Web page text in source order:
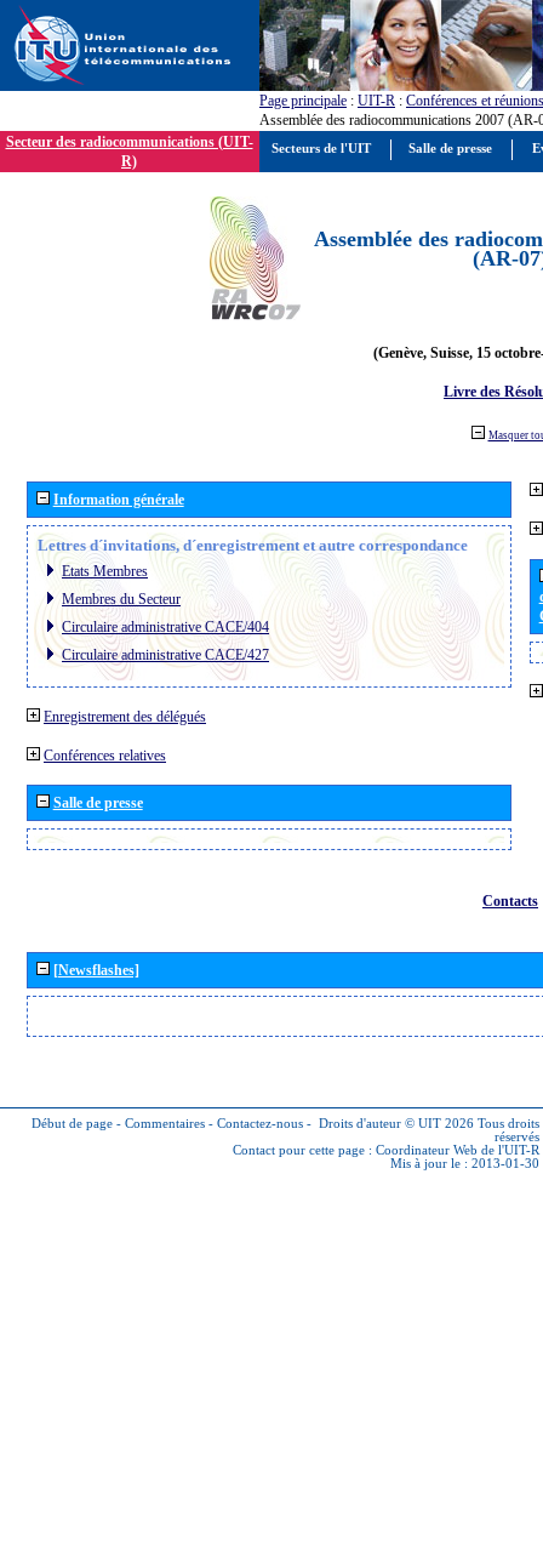
Page principale : UIT-R : Conférences et réunions
Assemblée des radiocommunications 2007 (AR-
Secteur des radiocommunications (UIT-
R)
Assemblée des
(AR-
(Genève, Suisse, 15
Livre des
Masquer
Information générale
Lettres d´invitations, d´enregistrement et autre correspondance
Etats Membres
Membres du Secteur
Circulaire administrative CACE/404
Circulaire administrative CACE/427
Enregistrement des délégués
Conférences relatives
Salle de presse
Contacts
[Newsflashes]
Début de page - Commentaires - Contactez-nous - Droits d'auteur © UIT 2026 Tous droits
réservés
Contact pour cette page : Coordinateur Web de l'UIT-R
Mis à jour le : 2013-01-30
Secteurs de l'UIT Salle de presse